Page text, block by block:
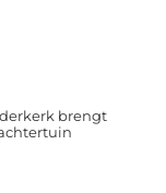
brengt